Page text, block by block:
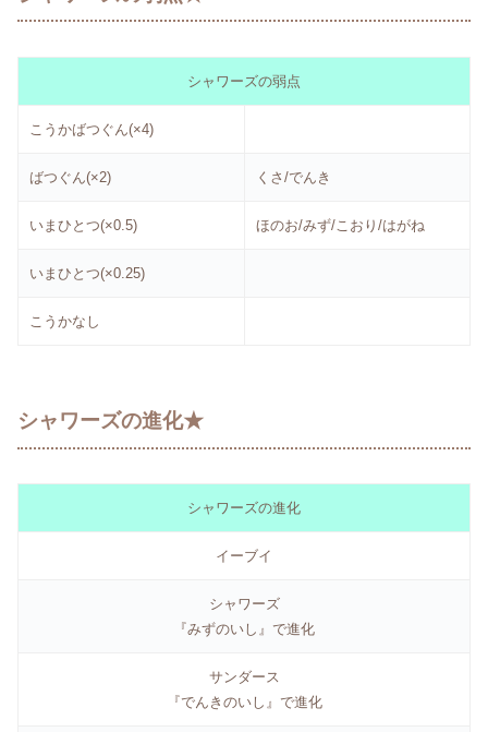
シャワーズの弱点
こうかばつぐん(×4)
ばつぐん(×2) くさ/でんき
いまひとつ(×0.5) ほのお/みず/こおり/はがね
いまひとつ(×0.25)
こうかなし
シャワーズの進化★
シャワーズの進化
イーブイ
シャワーズ
『みずのいし』で進化
サンダース
『でんきのいし』で進化